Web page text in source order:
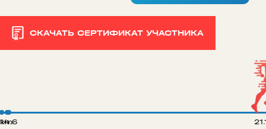
СКАЧАТЬ СЕРТИФИКАТ УЧАСТНИКА
14.6